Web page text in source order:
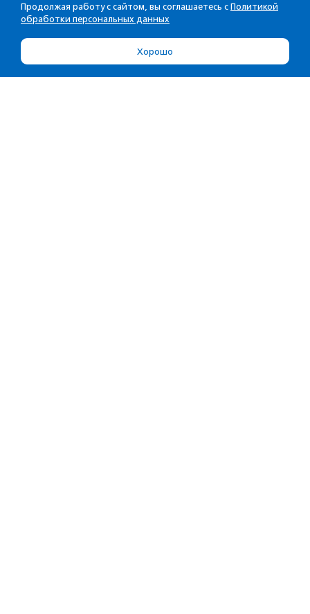
Продолжая работу с сайтом, вы соглашаетесь с Политикой
обработки персональных данных
Хорошо